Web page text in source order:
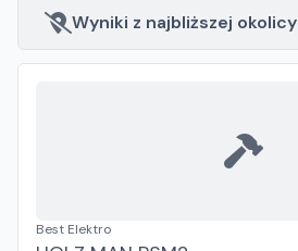
Wyniki z najbliższej okolicy
Best Elektro